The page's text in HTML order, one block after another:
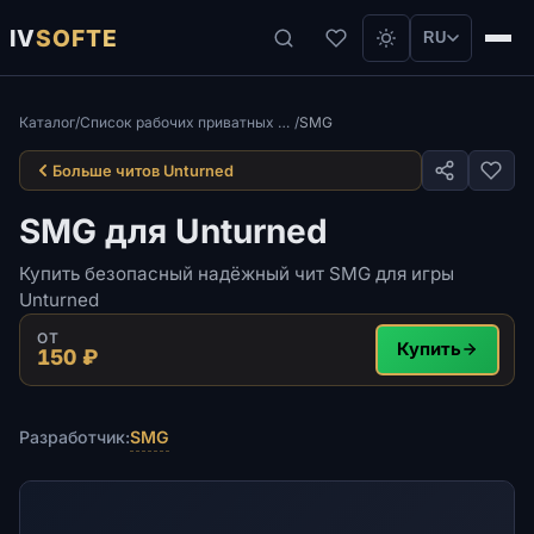
IVSOFTE RU
Каталог/ Список рабочих приватных читов для игры Unturned /SMG
Больше читов Unturned
SMG для Unturned
Купить безопасный надёжный чит SMG для игры
Unturned
ОТ
150 ₽ Купить
Разработчик:SMG